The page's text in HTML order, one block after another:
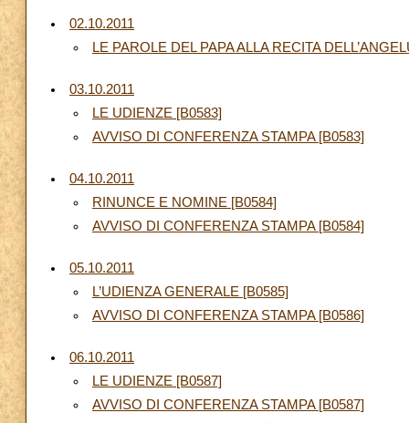
02.10.2011
LE PAROLE DEL PAPA ALLA RECITA
03.10.2011
LE UDIENZE [B0583]
AVVISO DI CONFERENZA STAMPA [B0583]
04.10.2011
RINUNCE E NOMINE [B0584]
AVVISO DI CONFERENZA STAMPA [B0584]
05.10.2011
L’UDIENZA GENERALE [B0585]
AVVISO DI CONFERENZA STAMPA [B0586]
06.10.2011
LE UDIENZE [B0587]
AVVISO DI CONFERENZA STAMPA [B0587]